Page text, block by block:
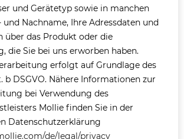
und Gerätetyp sowie in manchen
und Nachname, Ihre Adressdaten und
über das Produkt oder die
die Sie bei uns erworben haben.
erfolgt auf Grundlage des
b DSGVO. Nähere Informationen zur
bei Verwendung des
Mollie finden Sie in der
Datenschutzerklärung
de/legal/privacy